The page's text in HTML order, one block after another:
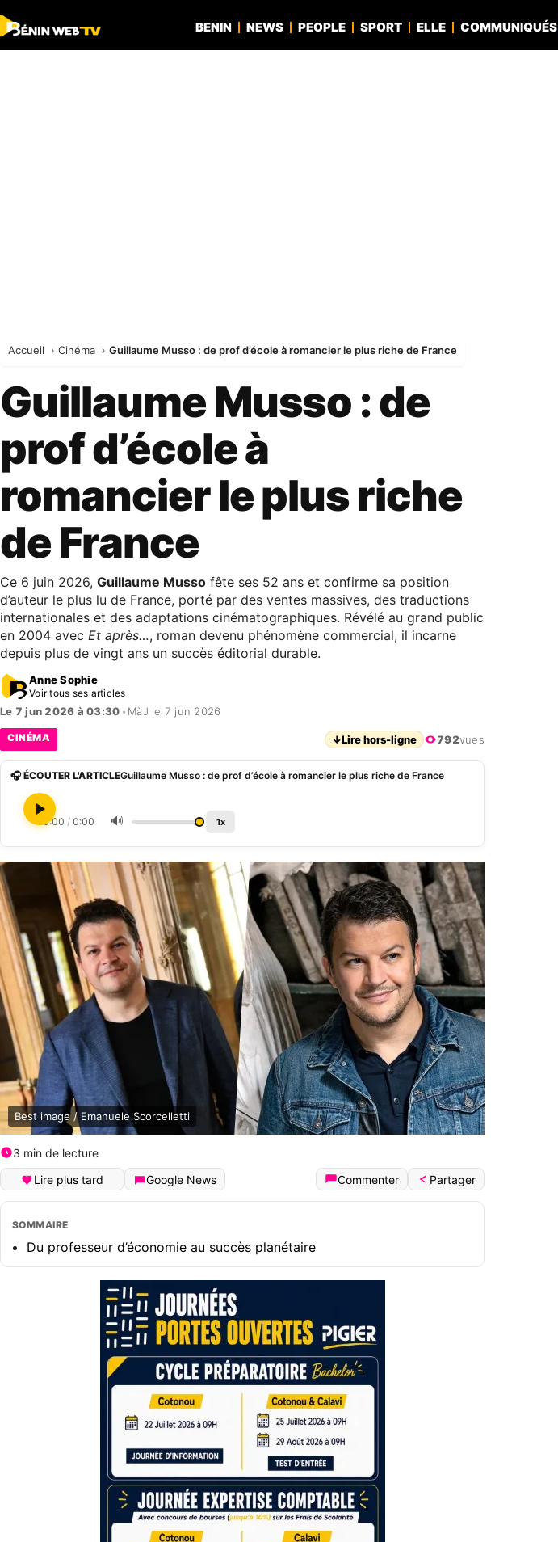
BENIN NEWS PEOPLE SPORT ELLE COMMUNIQUÉS
Accueil Cinéma Guillaume Musso : de prof d’école à romancier le plus riche de France
Guillaume Musso : de
prof d’école à
romancier le plus riche
de France
Ce 6 juin 2026, Guillaume Musso fête ses 52 ans et confirme sa position
d’auteur le plus lu de France, porté par des ventes massives, des traductions
internationales et des adaptations cinématographiques. Révélé au grand public
en 2004 avec Et après…, roman devenu phénomène commercial, il incarne
depuis plus de vingt ans un succès éditorial durable.
Anne Sophie
Voir tous ses articles
Le 7 jun 2026 à 03:30 • MàJ le 7 jun 2026
CINÉMA ↓Lire hors-ligne 792vues
🎧 ÉCOUTER L'ARTICLEGuillaume Musso : de prof d’école à romancier le plus riche de France
0:00 / 0:00 🔊 1x
Best image / Emanuele Scorcelletti
3 min de lecture
Lire plus tard
Google News Commenter Partager
SOMMAIRE
Du professeur d’économie au succès planétaire